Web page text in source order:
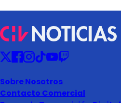
Sobre Nosotros
Contacto Comercial